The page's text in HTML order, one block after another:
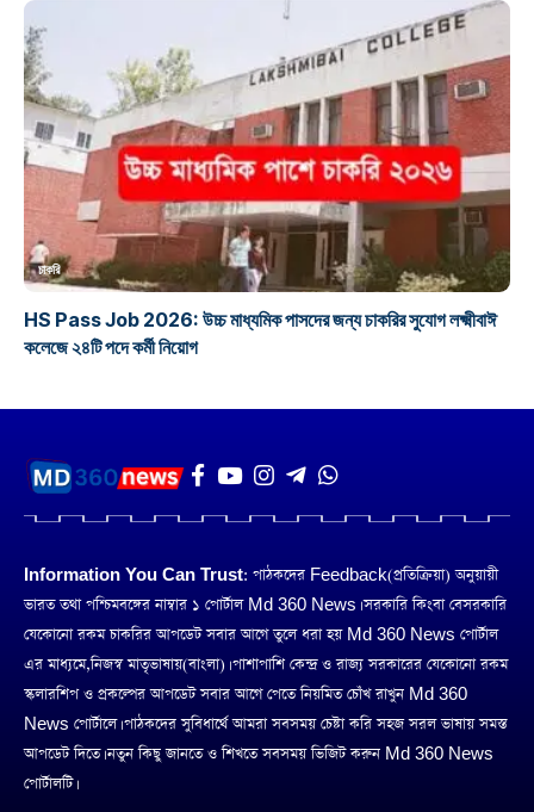
চাকরি
HS Pass Job 2026: উচ্চ মাধ্যমিক পাসদের জন্য চাকরির সুযোগ লক্ষ্মীবাঈ
কলেজে ২৪টি পদে কর্মী নিয়োগ
Information You Can Trust: পাঠকদের Feedback(প্রতিক্রিয়া) অনুয়ায়ী
ভারত তথা পশ্চিমবঙ্গের নাম্বার ১ পোর্টাল Md 360 News। সরকারি কিংবা বেসরকারি
যেকোনো রকম চাকরির আপডেট সবার আগে তুলে ধরা হয় Md 360 News পোর্টাল
এর মাধ্যমে,নিজস্ব মাতৃভাষায়(বাংলা)। পাশাপাশি কেন্দ্র ও রাজ্য সরকারের যেকোনো রকম
স্কলারশিপ ও প্রকল্পের আপডেট সবার আগে পেতে নিয়মিত চোঁখ রাখুন Md 360
News পোর্টালে। পাঠকদের সুবিধার্থে আমরা সবসময় চেষ্টা করি সহজ সরল ভাষায় সমস্ত
আপডেট দিতে। নতুন কিছু জানতে ও শিখতে সবসময় ভিজিট করুন Md 360 News
পোর্টালটি।